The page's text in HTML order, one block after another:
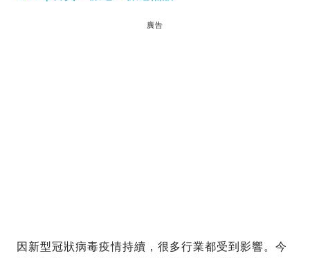
廣告
因新型冠狀病毒疫情持續，很多行業都受到影響。今